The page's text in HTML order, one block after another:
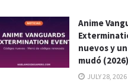
Anime
nuevos y
mudó (2026)
JULY 28, 2026